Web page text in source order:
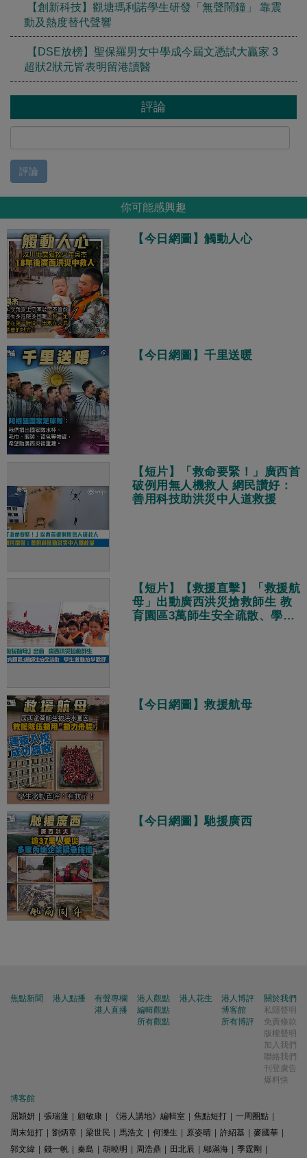
【創新科技】觀塘瑪利諾學生研發「無聲鬧鐘」 靠震
動及熱度替代聲響
【DSE放榜】聖保羅男女中學成今屆文憑試大贏家 3
超狀2狀元皆表明留港讀醫
評論
評論
你可能感興趣
【今日網圖】觸動人心
【今日網圖】千里送暖
【短片】「救命要緊！」廣西首
破例用無人機救人 網民讚好：
善用科技助洪災中人道救援
【短片】【救援直擊】「救援航
母」出動廣西洪災搶救師生 教
育園區3萬師生安全疏散、學生
【今日網圖】救援航母
【今日網圖】馳援廣西
焦點新聞 港人點播
有聲專欄
港人直播
港人觀點
編輯觀點
所有觀點
港人花生
港人博評
博客館
所有博評
關於我們
私隱聲明
免責條款
版權聲明
加入我們
聯絡我們
刊登廣告
爆料快
博客館
屈穎妍
張瑞蓮 顧敏康 《港人講地》編輯室 焦點短打 一周圈點
周末短打
劉炳章 梁世民 馬浩文 何濼生 原姿晴 許紹基 麥國華
郭文緯
錢一帆 秦島 胡曉明 周浩鼎 田北辰 鄔滿海 季霆剛